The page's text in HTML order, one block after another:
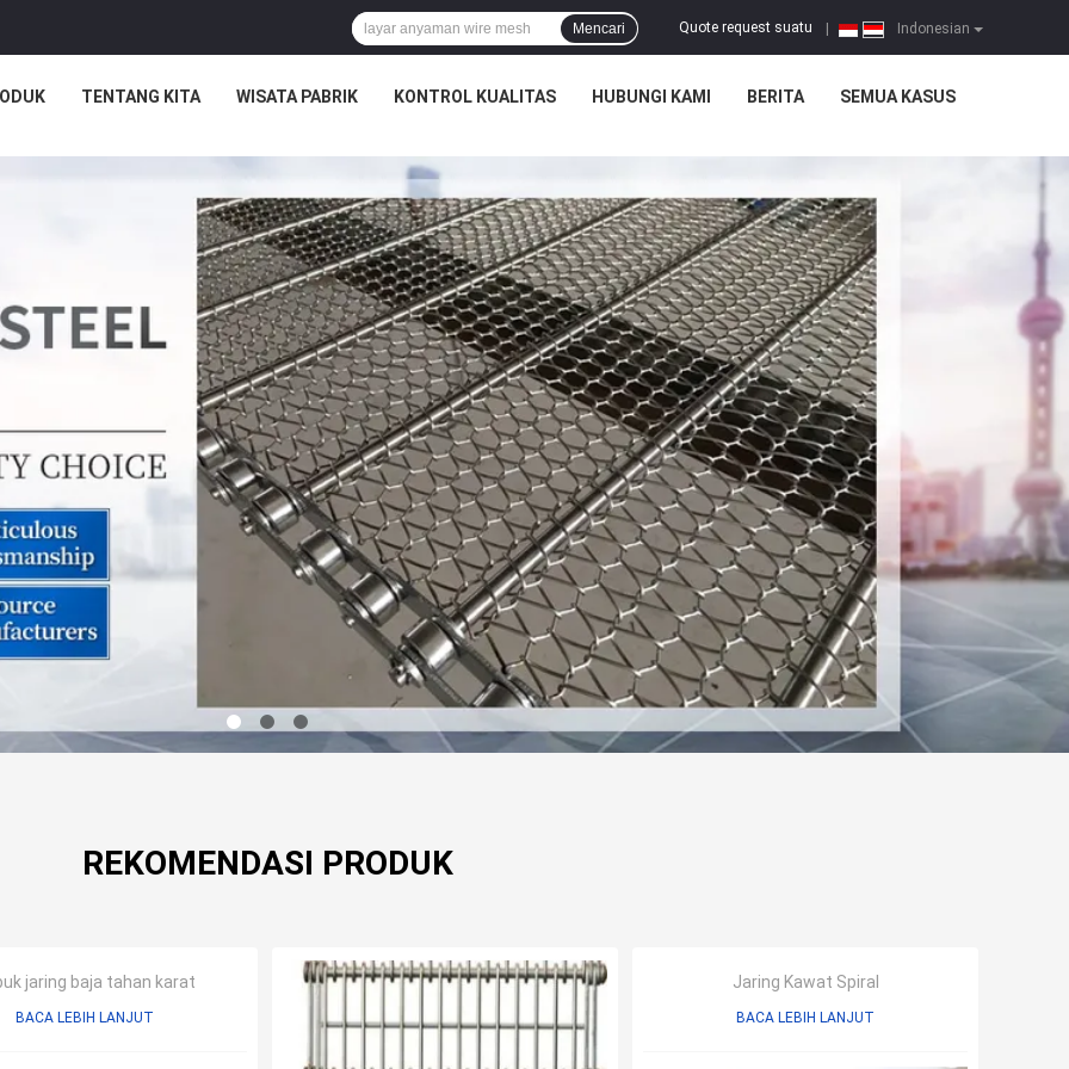
Indonesian
Quote request suatu
Mencari
TENTANG KITA WISATA PABRIK KONTROL KUALITAS HUBUNGI KAMI BERITA SEMUA KASUS
REKOMENDASI PRODUK
jaring baja tahan karat
BACA LEBIH LANJUT
Jaring Kawat Spiral
BACA LEBIH LANJUT